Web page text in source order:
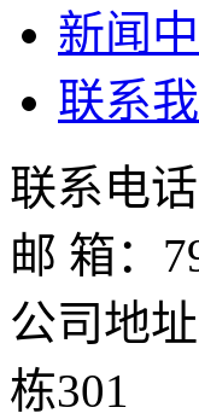
新闻
联系我
联系电
邮 箱：
公司地
栋301